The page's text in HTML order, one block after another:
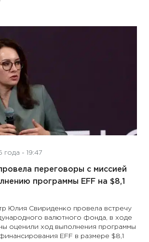
- 19:47
переговоры с миссией
программы EFF на $8,1
Юлия Свириденко провела встречу
валютного фонда, в ходе
оценили ход выполнения программы
EFF в размере $8,1